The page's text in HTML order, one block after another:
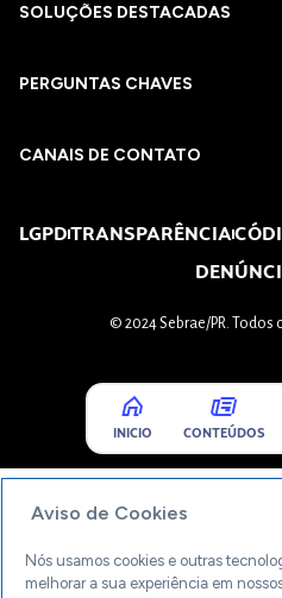
SOLUÇÕES DESTACADAS
PERGUNTAS CHAVES​
CANAIS DE CONTATO
LGPDTRANSPARÊNCIA
© 2024 Sebrae/PR. Todos
INICIO CONTEÚDOS
Aviso de Cookies
Nós usamos cookies e outras
melhorar a sua experiência em